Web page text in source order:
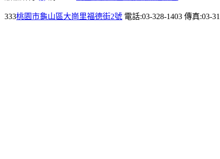
333桃園市龜山區大崗里福德街2號 電話:03-328-1403 傳真:03-